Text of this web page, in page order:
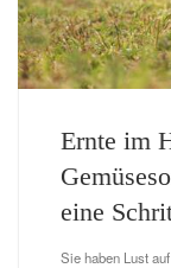
Ernte im
eine
Sie haben Lust